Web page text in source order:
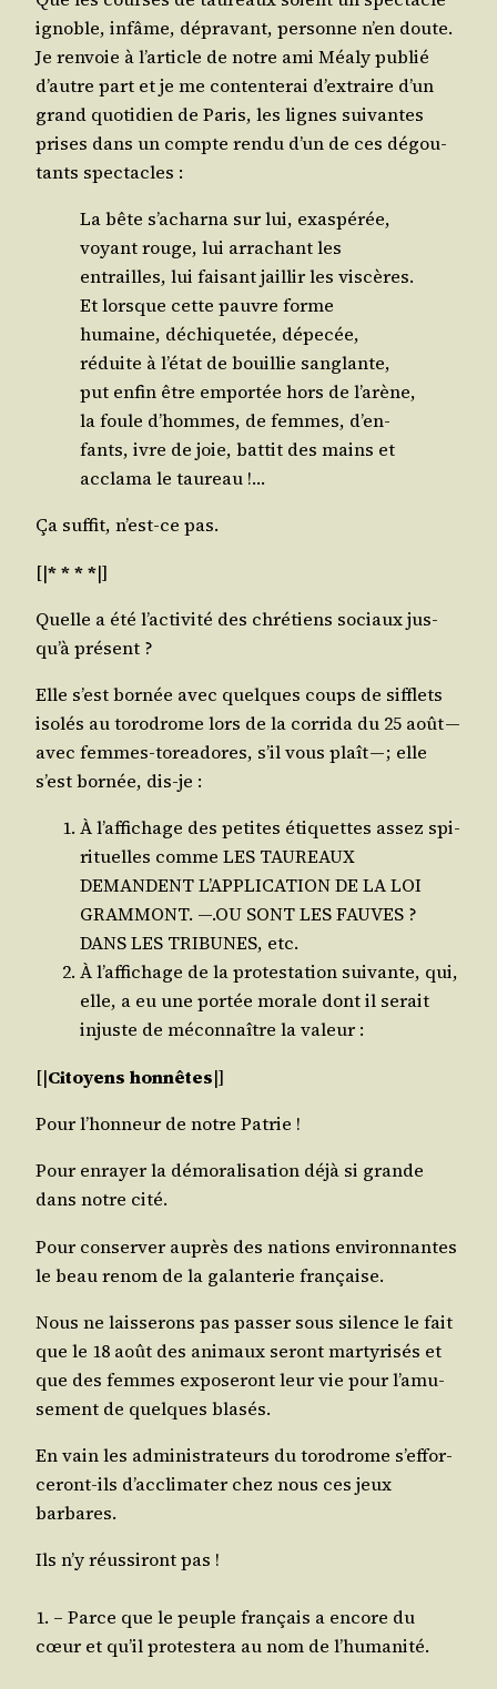
ignoble, infâme, dépra­vant, per­sonne n’en doute.
Je ren­voie à l’ar­ticle de notre ami Méa­ly publié
d’autre part et je me conten­te­rai d’ex­traire d’un
grand quo­ti­dien de Paris, les lignes sui­vantes
prises dans un compte ren­du d’un de ces dégou­
tants spectacles :
La bête s’a­char­na sur lui, exas­pé­rée,
voyant rouge, lui arra­chant les
entrailles, lui fai­sant jaillir les vis­cères.
Et lorsque cette pauvre forme
humaine, déchi­que­tée, dépe­cée,
réduite à l’é­tat de bouillie san­glante,
put enfin être empor­tée hors de l’a­rène,
la foule d’hommes, de femmes, d’en­
fants, ivre de joie, bat­tit des mains et
accla­ma le taureau !…
Ça suf­fit, n’est-ce pas.
[|* * * *|]
Quelle a été l’ac­ti­vi­té des chré­tiens sociaux jus­
qu’à présent ?
Elle s’est bor­née avec quelques coups de sif­flets
iso­lés au toro­drome lors de la cor­ri­da du 25 août —
avec femmes-torea­dores, s’il vous plaît — ; elle
s’est bor­née, dis-je :
À l’af­fi­chage des petites éti­quettes assez spi­
ri­tuelles comme LES TAUREAUX
DEMANDENT L’APPLICATION DE LA LOI
GRAMMONT. —.OU SONT LES FAUVES ?
DANS LES TRIBUNES, etc.
À l’af­fi­chage de la pro­tes­ta­tion sui­vante, qui,
elle, a eu une por­tée morale dont il serait
injuste de mécon­naître la valeur :
[|Citoyens hon­nêtes|]
Pour l’hon­neur de notre Patrie !
Pour enrayer la démo­ra­li­sa­tion déjà si grande
dans notre cité.
Pour conser­ver auprès des nations envi­ron­nantes
le beau renom de la galan­te­rie française.
Nous ne lais­se­rons pas pas­ser sous silence le fait
que le 18 août des ani­maux seront mar­ty­ri­sés et
que des femmes expo­se­ront leur vie pour l’a­mu­
se­ment de quelques blasés.
En vain les admi­nis­tra­teurs du toro­drome s’ef­for­
ce­ront-ils d’ac­cli­ma­ter chez nous ces jeux
barbares.
Ils n’y réus­si­ront pas !
1. – Parce que le peuple fran­çais a encore du
cœur et qu’il pro­tes­te­ra au nom de l’humanité.